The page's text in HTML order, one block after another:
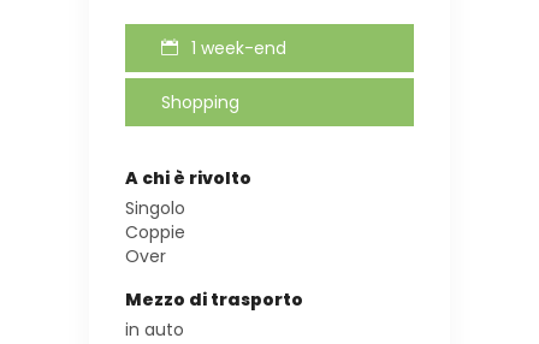
1 week-end
Shopping
A chi è rivolto
Singolo
Coppie
Over
Mezzo di trasporto
in auto